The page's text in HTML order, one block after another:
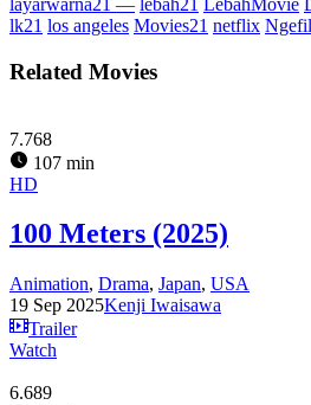
layarwarna21 — lebah21 LebahMovie
lk21 los angeles Movies21 netflix
Related Movies
7.768
107 min
HD
100 Meters (2025)
Animation, Drama, Japan, USA
19 Sep 2025Kenji Iwaisawa
Trailer
Watch
6.689